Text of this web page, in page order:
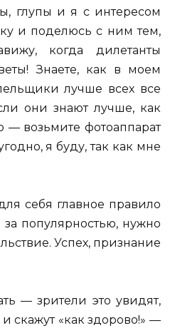
глупы и я с интересом
и поделюсь с ним тем,
когда дилетанты
Знаете, как в моем
лучше всех все
они знают лучше, как
— возьмите фотоаппарат
я буду, так как мне
себя главное правило
популярностью, нужно
Успех, признание
— зрители это увидят,
скажут «как здорово!» —